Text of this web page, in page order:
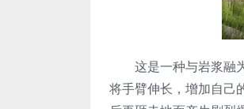
这是一种与岩浆融为
将手臂伸长，增加自己